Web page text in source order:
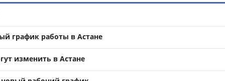
график работы в Астане
изменить в Астане